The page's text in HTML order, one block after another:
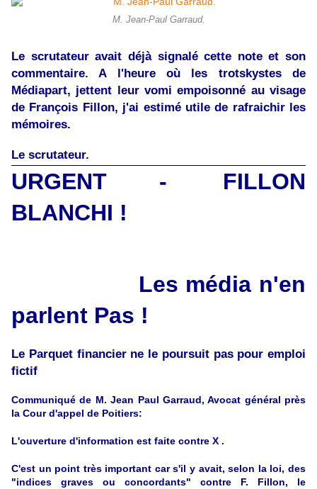
M. Jean-Paul Garraud.
Le scrutateur avait déjà signalé cette note et son
commentaire. A l'heure où les trotskystes de
Médiapart, jettent leur vomi empoisonné au visage
de François Fillon, j'ai estimé utile de rafraichir les
mémoires.
Le scrutateur.
URGENT
- FILLON
BLANCHI !
Les média n'en
parlent Pas !
Le Parquet financier ne le poursuit pas pour emploi
fictif
Communiqué de M. Jean Paul Garraud, Avocat général près
la Cour d'appel de Poitiers:
L'ouverture d'information est faite contre X .
C'est un point très important car s'il y avait, selon la loi, des
"indices graves ou concordants" contre F. Fillon, le